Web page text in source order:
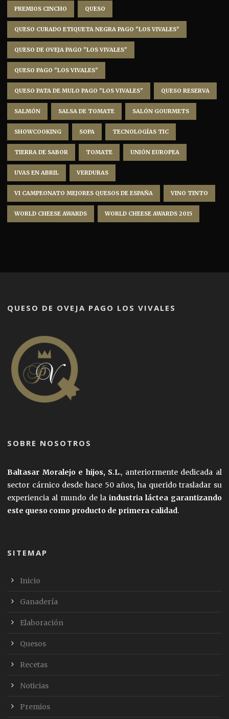
PREMIOS CINCHO QUESO
QUESO CURADO ETIQUETA NEGRA PAGO "LOS VIVALES"
QUESO DE OVEJA PAGO "LOS VIVALES"
QUESO PAGO "LOS VIVALES"
QUESO PATA DE MULO PAGO "LOS VIVALES" QUESO RESERVA
SALMÓN SALSA DE TOMATE SALÓN GOURMETS
SHOWCOOKING SOPA TECNOLOGÍAS TIC
TIERRA DE SABOR TOMATE UNIÓN EUROPEA
UVAS EN ABRIL VERDURAS
VI CAMPEONATO MEJORES QUESOS DE ESPAÑA VINO TINTO
WORLD CHEESE AWARDS WORLD CHEESE AWARDS 2015
QUESO DE OVEJA PAGO LOS VIVALES
SOBRE NOSOTROS
Baltasar Moralejo e hijos, S.L., anteriormente dedicada al
sector cárnico desde hace 50 años, ha querido trasladar su
experiencia al mundo de la industria láctea garantizando
este queso como producto de primera calidad.
SITEMAP
Inicio
Ganadería
Elaboración
Quesos
Recetas
Noticias
Premios